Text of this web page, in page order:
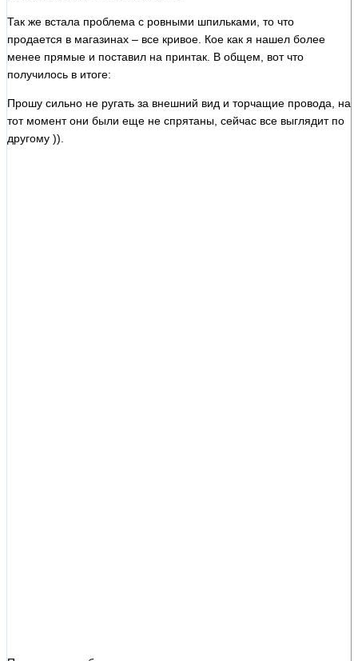
Так же встала проблема с ровными шпильками, то что
продается в магазинах – все кривое. Кое как я нашел более
менее прямые и поставил на принтак. В общем, вот что
получилось в итоге:
Прошу сильно не ругать за внешний вид и торчащие провода, на
тот момент они были еще не спрятаны, сейчас все выглядит по
другому )).